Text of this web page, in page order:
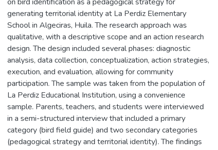
generating territorial identity at La Perdiz Elementary
School in Algeciras, Huila. The research approach was
qualitative, with a descriptive scope and an action research
design. The design included several phases: diagnostic
analysis, data collection, conceptualization, action strategies,
execution, and evaluation, allowing for community
participation. The sample was taken from the population of
La Perdiz Educational Institution, using a convenience
sample. Parents, teachers, and students were interviewed
in a semi-structured interview that included a primary
category (bird field guide) and two secondary categories
(pedagogical strategy and territorial identity). The findings